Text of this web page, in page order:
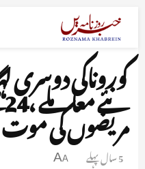
مریضوں کی موت
5 سال پہلے A
A